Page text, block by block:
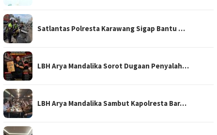
Satlantas Polresta Karawang Sigap Bantu …
LBH Arya Mandalika Sorot Dugaan Penyalah…
LBH Arya Mandalika Sambut Kapolresta Bar…